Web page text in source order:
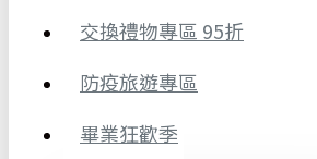
交換禮物專區 95折
防疫旅遊專區
畢業狂歡季